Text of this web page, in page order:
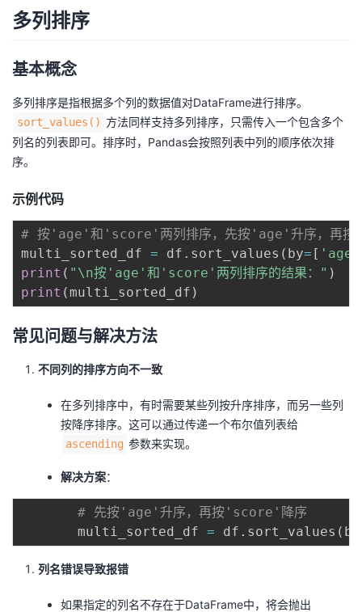
多列排序
基本概念
多列排序是指根据多个列的数据值对DataFrame进行排序。
sort_values() 方法同样支持多列排序，只需传入一个包含多个
列名的列表即可。排序时，Pandas会按照列表中列的顺序依次排
序。
示例代码
# 按'age'和'score'两列排序，先按'age'升序，再
multi_sorted_df = df . sort_values ( by= [ 'age'
print ( "\n按'age'和'score'两列排序的结果：" )
print ( multi_sorted_df )
常见问题与解决方法
不同列的排序方向不一致
在多列排序中，有时需要某些列按升序排序，而另一些列
按降序排序。这可以通过传递一个布尔值列表给
ascending 参数来实现。
解决方案：
# 先按'age'升序，再按'score'降序
       multi_sorted_df
= df . sort_values ( by
列名错误导致报错
如果指定的列名不存在于DataFrame中，将会抛出